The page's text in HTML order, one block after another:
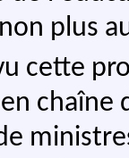
plus
cette
chaîne